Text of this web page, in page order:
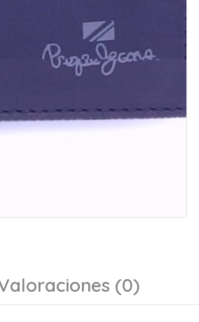
(0)